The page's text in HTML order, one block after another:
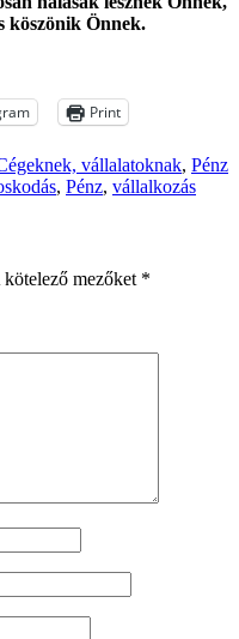
köszönik Önnek.
Print
vállalatoknak, Pénz
, Pénz, vállalkozás
kötelező mezőket *